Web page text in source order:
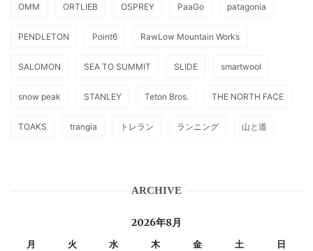
OMM ORTLIEB OSPREY PaaGo patagonia
PENDLETON Point6 RawLow Mountain Works
SALOMON SEA TO SUMMIT SLIDE smartwool
snow peak STANLEY Teton Bros. THE NORTH FACE
TOAKS trangia トレラン ランニング 山と道
ARCHIVE
2026年8月
月 火 水 木 金 土 日